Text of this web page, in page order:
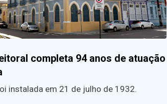
completa 94 anos de atuação
instalada em 21 de julho de 1932.